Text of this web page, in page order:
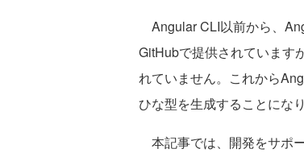
Angular CLI以前から、
GitHubで提供されています
れていません。これから
ひな型を生成することになり
本記事では、開発をサポ